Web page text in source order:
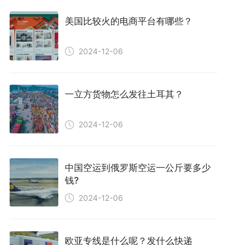
美国比较火的电商平台有哪些？
2024-12-06
一立方货物怎么发往土耳其？
2024-12-06
中国空运到俄罗斯空运一公斤要多少
钱?
2024-12-06
欧亚专线是什么呢？发什么快递